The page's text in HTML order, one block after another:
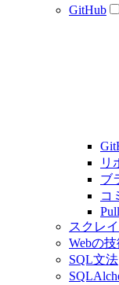
GitHub
リ
ブ
コ
スクレ
Webの
SQL文法